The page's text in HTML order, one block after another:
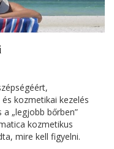
kozmetikai kezelés
„legjobb bőrben”
kozmetikus
mire kell figyelni.